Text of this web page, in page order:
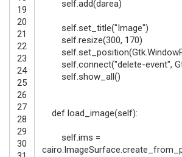
19
20
21
22
23
24
25
26
27
28
29
30
self.add(darea)
self.set_title("Image")
self.resize(300, 170)
self.set_position(Gtk.
self.connect("delete-event",
self.show_all ()
def load_image(self):
self.ims =
cairo. ImageSurface.